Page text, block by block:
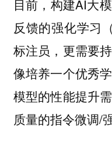
目前，构建AI大
反馈的强化学习
标注员，更需要
像培养一个优秀
模型的性能提升
质量的指令微调/